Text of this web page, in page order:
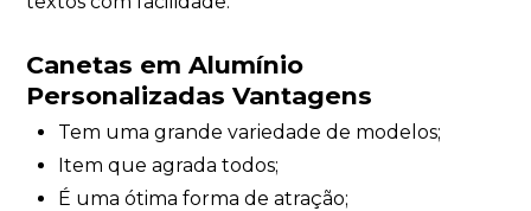
Canetas em Alumínio
Personalizadas Vantagens
Tem uma grande variedade de modelos;
Item que agrada todos;
É uma ótima forma de atração;